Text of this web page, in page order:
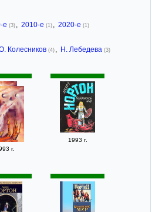
е (3) , 2010-е (1) , 2020-е (1)
Колесников (4) , Н. Лебедева (3)
г.
1993 г.